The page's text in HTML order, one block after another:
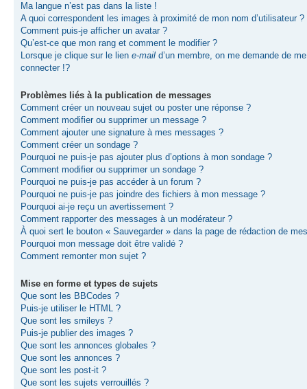
Ma langue n’est pas dans la liste !
A quoi correspondent les images à proximité de mon nom d’utilisateur ?
Comment puis-je afficher un avatar ?
Qu’est-ce que mon rang et comment le modifier ?
Lorsque je clique sur le lien e-mail d’un membre, on me demande de me
connecter !?
Problèmes liés à la publication de messages
Comment créer un nouveau sujet ou poster une réponse ?
Comment modifier ou supprimer un message ?
Comment ajouter une signature à mes messages ?
Comment créer un sondage ?
Pourquoi ne puis-je pas ajouter plus d’options à mon sondage ?
Comment modifier ou supprimer un sondage ?
Pourquoi ne puis-je pas accéder à un forum ?
Pourquoi ne puis-je pas joindre des fichiers à mon message ?
Pourquoi ai-je reçu un avertissement ?
Comment rapporter des messages à un modérateur ?
À quoi sert le bouton « Sauvegarder » dans la page de rédaction de
Pourquoi mon message doit être validé ?
Comment remonter mon sujet ?
Mise en forme et types de sujets
Que sont les BBCodes ?
Puis-je utiliser le HTML ?
Que sont les smileys ?
Puis-je publier des images ?
Que sont les annonces globales ?
Que sont les annonces ?
Que sont les post-it ?
Que sont les sujets verrouillés ?